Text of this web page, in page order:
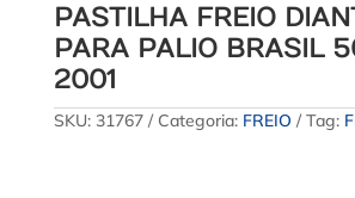
PASTILHA FREIO
PARA PALIO BRASIL
2001
SKU: 31767 Categoria: FREIO Tag: